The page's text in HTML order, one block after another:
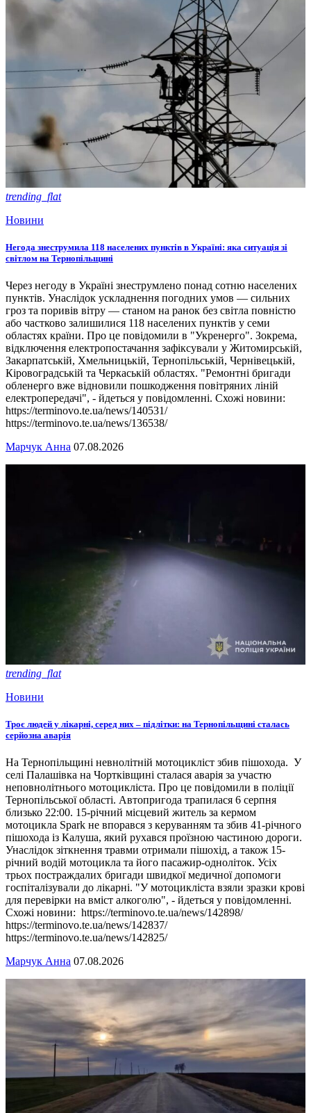
trending_flat
Новини
Негода знеструмила 118 населених пунктів в Україні: яка ситуація зі
світлом на Тернопільщині
Через негоду в Україні знеструмлено понад сотню населених
пунктів. Унаслідок ускладнення погодних умов — сильних
гроз та поривів вітру — станом на ранок без світла повністю
або частково залишилися 118 населених пунктів у семи
областях країни. Про це повідомили в "Укренерго". Зокрема,
відключення електропостачання зафіксували у Житомирській,
Закарпатській, Хмельницькій, Тернопільській, Чернівецькій,
Кіровоградській та Черкаській областях. "Ремонтні бригади
обленерго вже відновили пошкодження повітряних ліній
електропередачі", - йдеться у повідомленні. Схожі новини:
https://terminovo.te.ua/news/140531/
https://terminovo.te.ua/news/136538/
Марчук Анна 07.08.2026
trending_flat
Новини
Троє людей у лікарні, серед них – підлітки: на Тернопільщині сталась
серйозна аварія
На Тернопільщині невнолітній мотоцикліст збив пішохода. У
селі Палашівка на Чортківщині сталася аварія за участю
неповнолітнього мотоцикліста. Про це повідомили в поліції
Тернопільської області. Автопригода трапилася 6 серпня
близько 22:00. 15-річний місцевий житель за кермом
мотоцикла Spark не впорався з керуванням та збив 41-річного
пішохода із Калуша, який рухався проїзною частиною дороги.
Унаслідок зіткнення травми отримали пішохід, а також 15-
річний водій мотоцикла та його пасажир-одноліток. Усіх
трьох постраждалих бригади швидкої медичної допомоги
госпіталізували до лікарні. "У мотоцикліста взяли зразки крові
для перевірки на вміст алкоголю", - йдеться у повідомленні.
Схожі новини: https://terminovo.te.ua/news/142898/
https://terminovo.te.ua/news/142837/
https://terminovo.te.ua/news/142825/
Марчук Анна 07.08.2026